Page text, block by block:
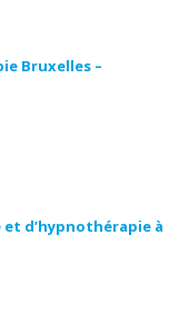
Bruxelles –
d’hypnothérapie à